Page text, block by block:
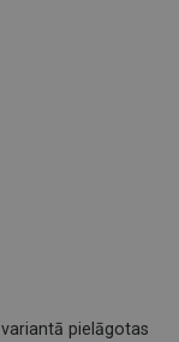
pielāgotas